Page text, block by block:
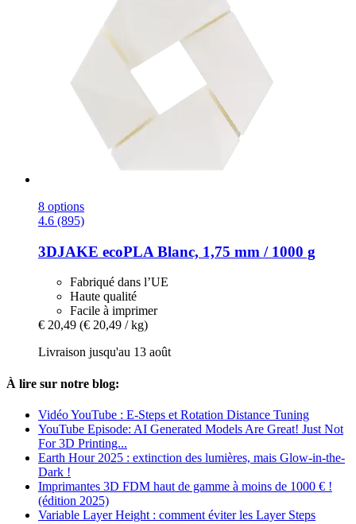
8 options
4.6 (895)
3DJAKE ecoPLA Blanc, 1,75 mm / 1000 g
Fabriqué dans l’UE
Haute qualité
Facile à imprimer
€ 20,49 (€ 20,49 / kg)
Livraison jusqu'au 13 août
À lire sur notre blog:
Vidéo YouTube : E-Steps et Rotation Distance Tuning
YouTube Episode: AI Generated Models Are Great! Just Not
For 3D Printing...
Earth Hour 2025 : extinction des lumières, mais Glow-in-the-
Dark !
Imprimantes 3D FDM haut de gamme à moins de 1000 € !
(édition 2025)
Variable Layer Height : comment éviter les Layer Steps